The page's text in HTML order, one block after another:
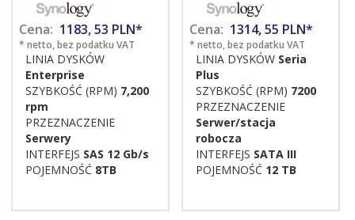
Cena: 1183,53 PLN*
* netto, bez podatku VAT
LINIA DYSKÓW
Enterprise
SZYBKOŚĆ (RPM) 7,200
rpm
PRZEZNACZENIE
Serwery
INTERFEJS SAS 12 Gb/s
POJEMNOŚĆ 8TB
Cena: 1314,55 PLN*
* netto, bez podatku VAT
LINIA DYSKÓW Seria
Plus
SZYBKOŚĆ (RPM) 7200
PRZEZNACZENIE
Serwer/stacja
robocza
INTERFEJS SATA III
POJEMNOŚĆ 12 TB